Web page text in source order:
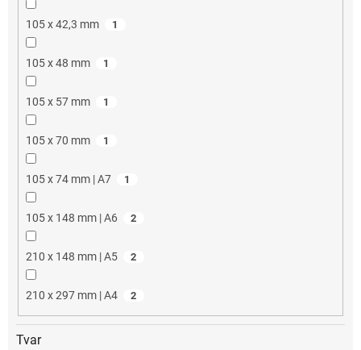
105 x 42,3 mm 1
105 x 48 mm 1
105 x 57 mm 1
105 x 70 mm 1
105 x 74 mm | A7 1
105 x 148 mm | A6 2
210 x 148 mm | A5 2
210 x 297 mm | A4 2
Tvar